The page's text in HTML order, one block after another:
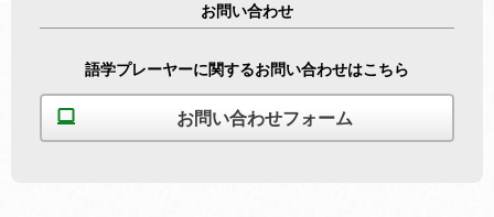
お問い合わせ
語学プレーヤーに関するお問い合わせはこちら
お問い合わせフォーム